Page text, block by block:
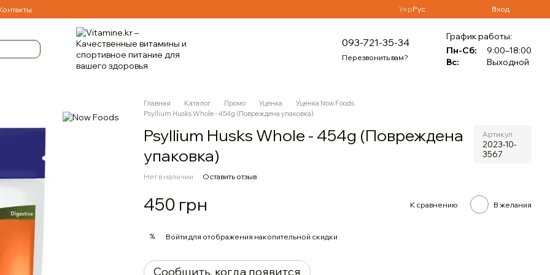
УкрРус Вход
093-721-35-34
Перезвонить вам?
График работы:
Пн-Сб:
9:00–18:00
Вс:
Выходной
Главная Каталог Промо Уценка
Уценка Now Foods
Psyllium Husks Whole - 454g (Повреждена упаковка)
Psyllium Husks Whole - 454g (Повреждена
упаковка)
Артикул
2023-10-
3567
Нет в наличии Оставить отзыв
450 грн К сравнению В желания
% Войти для отображения накопительной скидки
Сообщить, когда появится